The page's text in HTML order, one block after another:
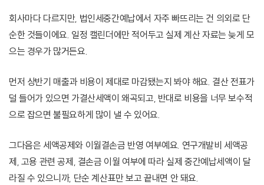
회사마다 다르지만, 법인세중간예납에서 자주 빠뜨리는 건 의외로 단
순한 것들이에요. 일정 캘린더에만 적어두고 실제 계산 자료는 늦게 모
으는 경우가 많거든요.
먼저 상반기 매출과 비용이 제대로 마감됐는지 봐야 해요. 결산 전표가
덜 들어가 있으면 가결산세액이 왜곡되고, 반대로 비용을 너무 보수적
으로 잡으면 불필요하게 많이 낼 수 있어요.
그다음은 세액공제와 이월결손금 반영 여부예요. 연구개발비 세액공
제, 고용 관련 공제, 결손금 이월 여부에 따라 실제 중간예납세액이 달
라질 수 있으니까, 단순 계산표만 보고 끝내면 안 돼요.